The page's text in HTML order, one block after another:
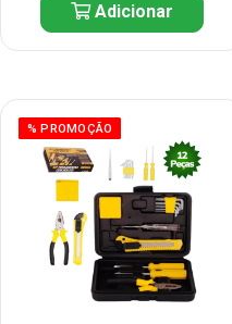
Adicionar
% PROMOÇÃO